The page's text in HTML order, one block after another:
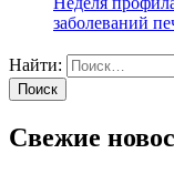
заболеваний
гепатитом 28
Найти:
Свежие